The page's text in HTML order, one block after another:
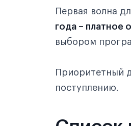
Первая волна
года – платное
выбором
Приоритетный
поступлению.